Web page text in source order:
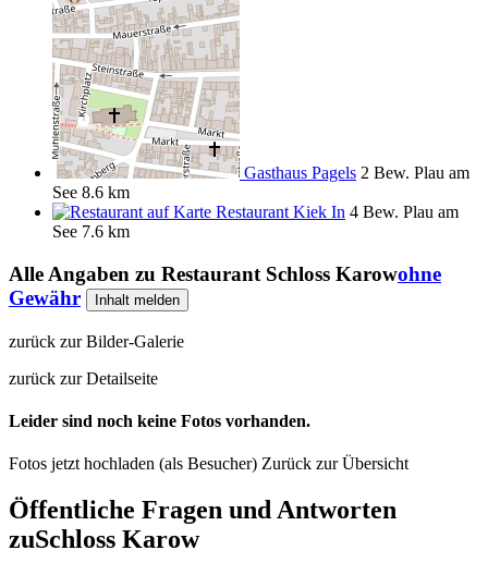
Gasthaus Pagels 2 Bew. Plau am
See 8.6 km
Restaurant Kiek In 4 Bew. Plau am
See 7.6 km
Alle Angaben zu Restaurant Schloss Karowohne
Gewähr
Inhalt melden
zurück zur Bilder-Galerie
zurück zur Detailseite
Leider sind noch keine Fotos vorhanden.
Fotos jetzt hochladen (als Besucher) Zurück zur Übersicht
Öffentliche Fragen und Antworten
zuSchloss Karow